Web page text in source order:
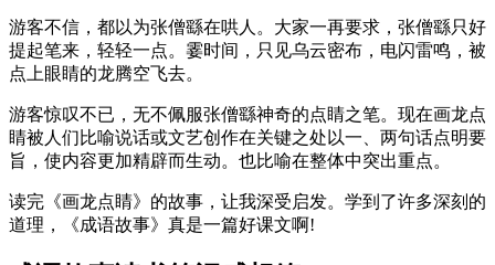
游客不信，都以为张僧繇在哄人。大家一再要求，张僧繇只好
提起笔来，轻轻一点。霎时间，只见乌云密布，电闪雷鸣，被
点上眼睛的龙腾空飞去。
游客惊叹不已，无不佩服张僧繇神奇的点睛之笔。现在画龙点
睛被人们比喻说话或文艺创作在关键之处以一、两句话点明要
旨，使内容更加精辟而生动。也比喻在整体中突出重点。
读完《画龙点睛》的故事，让我深受启发。学到了许多深刻的
道理，《成语故事》真是一篇好课文啊!